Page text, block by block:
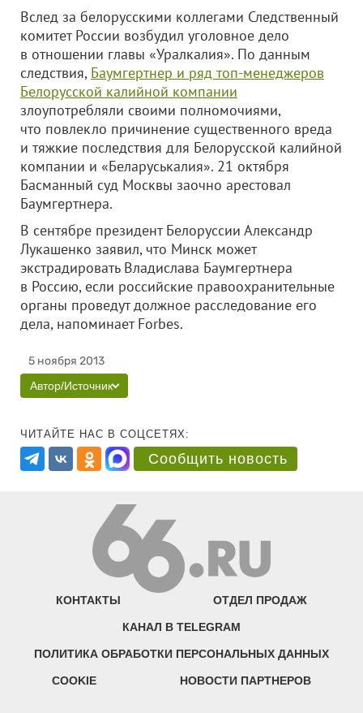
Вслед за белорусскими коллегами Следственный
комитет России возбудил уголовное дело
в отношении главы «Уралкалия». По данным
следствия, Баумгертнер и ряд топ-менеджеров
Белорусской калийной компании
злоупотребляли своими полномочиями,
что повлекло причинение существенного вреда
и тяжкие последствия для Белорусской калийной
компании и «Беларуськалия». 21 октября
Басманный суд Москвы заочно арестовал
Баумгертнера.
В сентябре президент Белоруссии Александр
Лукашенко заявил, что Минск может
экстрадировать Владислава Баумгертнера
в Россию, если российские правоохранительные
органы проведут должное расследование его
дела, напоминает Forbes.
5 ноября 2013
Автор/Источник
ЧИТАЙТЕ НАС В СОЦСЕТЯХ:
Сообщить новость
КОНТАКТЫ ОТДЕЛ ПРОДАЖ
КАНАЛ В TELEGRAM
ПОЛИТИКА ОБРАБОТКИ ПЕРСОНАЛЬНЫХ ДАННЫХ
COOKIE НОВОСТИ ПАРТНЕРОВ